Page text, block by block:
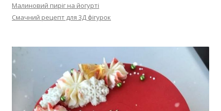
Малиновий пиріг на йогурті
Смачний рецепт для 3Д фігурок